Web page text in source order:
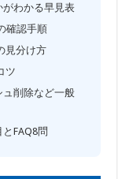
わかる早見表
確認手順
見分け方
ツ
ュ削除など一般
FAQ8問